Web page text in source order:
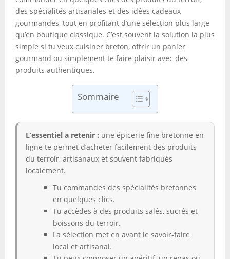
des spécialités artisanales et des idées cadeaux
gourmandes, tout en profitant d’une sélection plus large
qu’en boutique classique. C’est souvent la solution la plus
simple si tu veux cuisiner breton, offrir un panier
gourmand ou simplement te faire plaisir avec des
produits authentiques.
Sommaire
L’essentiel a retenir : une épicerie fine bretonne en
ligne te permet d’acheter facilement des produits
du terroir, artisanaux et souvent fabriqués
localement.
Tu commandes des spécialités bretonnes
en quelques clics.
Tu accèdes à des produits salés, sucrés et
boissons du terroir.
La sélection met en avant le savoir-faire
local et artisanal.